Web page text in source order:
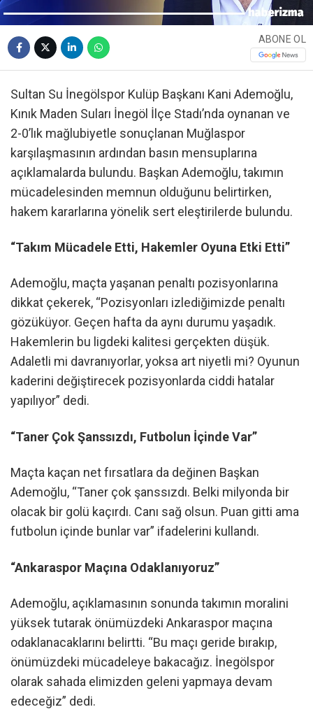
ABONE OL
Sultan Su İnegölspor Kulüp Başkanı Kani Ademoğlu,
Kınık Maden Suları İnegöl İlçe Stadı’nda oynanan ve
2-0’lık mağlubiyetle sonuçlanan Muğlaspor
karşılaşmasının ardından basın mensuplarına
açıklamalarda bulundu. Başkan Ademoğlu, takımın
mücadelesinden memnun olduğunu belirtirken,
hakem kararlarına yönelik sert eleştirilerde bulundu.
“Takım Mücadele Etti, Hakemler Oyuna Etki Etti”
Ademoğlu, maçta yaşanan penaltı pozisyonlarına
dikkat çekerek, “Pozisyonları izlediğimizde penaltı
gözüküyor. Geçen hafta da aynı durumu yaşadık.
Hakemlerin bu ligdeki kalitesi gerçekten düşük.
Adaletli mi davranıyorlar, yoksa art niyetli mi? Oyunun
kaderini değiştirecek pozisyonlarda ciddi hatalar
yapılıyor” dedi.
“Taner Çok Şanssızdı, Futbolun İçinde Var”
Maçta kaçan net fırsatlara da değinen Başkan
Ademoğlu, “Taner çok şanssızdı. Belki milyonda bir
olacak bir golü kaçırdı. Canı sağ olsun. Puan gitti ama
futbolun içinde bunlar var” ifadelerini kullandı.
“Ankaraspor Maçına Odaklanıyoruz”
Ademoğlu, açıklamasının sonunda takımın moralini
yüksek tutarak önümüzdeki Ankaraspor maçına
odaklanacaklarını belirtti. “Bu maçı geride bırakıp,
önümüzdeki mücadeleye bakacağız. İnegölspor
olarak sahada elimizden geleni yapmaya devam
edeceğiz” dedi.